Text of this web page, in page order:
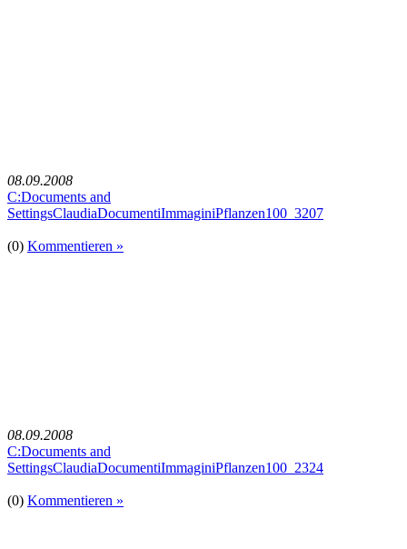
08.09.2008
C:Documents and
SettingsClaudiaDocumentiImmaginiPflanzen100_3207
(0) Kommentieren »
08.09.2008
C:Documents and
SettingsClaudiaDocumentiImmaginiPflanzen100_2324
(0) Kommentieren »